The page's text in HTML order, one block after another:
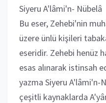
Siyeru A'lâmi'n- Nübelâ
Bu eser, Zehebi'nin
üzere ünlü kişileri
eseridir. Zehebi henüz
esas alınarak istinsah
yazma Siyeru A'lâmi'n-
çeşitli kaynaklarda